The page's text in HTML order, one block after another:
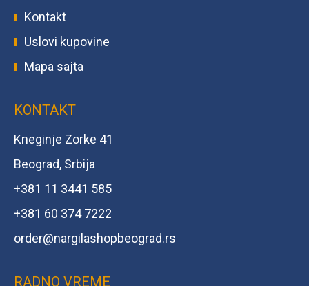
Kontakt
Uslovi kupovine
Mapa sajta
KONTAKT
Kneginje Zorke 41
Beograd, Srbija
+381 11 3441 585
+381 60 374 7222
order@nargilashopbeograd.rs
RADNO VREME